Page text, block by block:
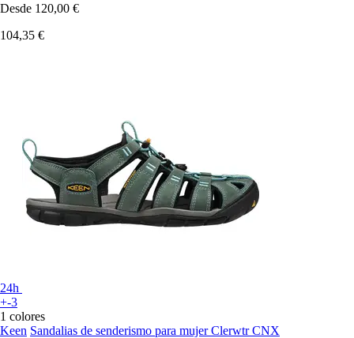
Desde 120,00 €
104,35 €
24h
+-3
1 colores
Keen Sandalias de senderismo para mujer Clerwtr CNX